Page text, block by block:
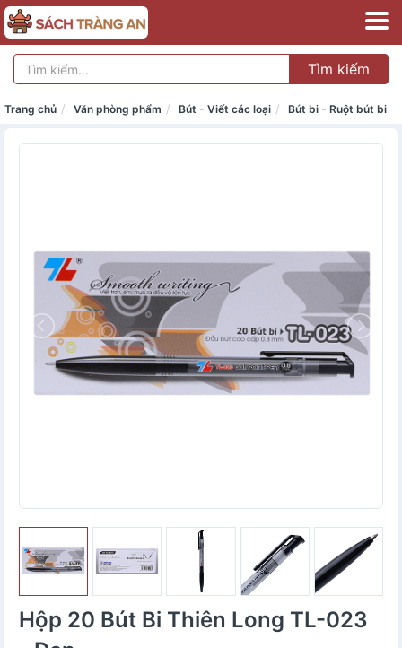
Tìm kiếm
Trang chủ Văn phòng phẩm Bút - Viết các loại Bút bi - Ruột bút bi
Hộp 20 Bút Bi Thiên Long TL-023